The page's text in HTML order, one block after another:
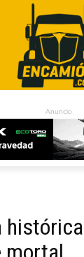
Anuncio